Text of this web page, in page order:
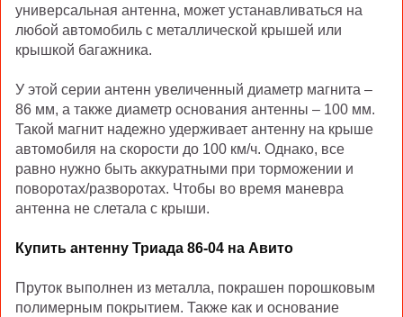
универсальная антенна, может устанавливаться на
любой автомобиль с металлической крышей или
крышкой багажника.
У этой серии антенн увеличенный диаметр магнита –
86 мм, а также диаметр основания антенны – 100 мм.
Такой магнит надежно удерживает антенну на крыше
автомобиля на скорости до 100 км/ч. Однако, все
равно нужно быть аккуратными при торможении и
поворотах/разворотах. Чтобы во время маневра
антенна не слетала с крыши.
Купить антенну Триада 86-04 на Авито
Пруток выполнен из металла, покрашен порошковым
полимерным покрытием. Также как и основание